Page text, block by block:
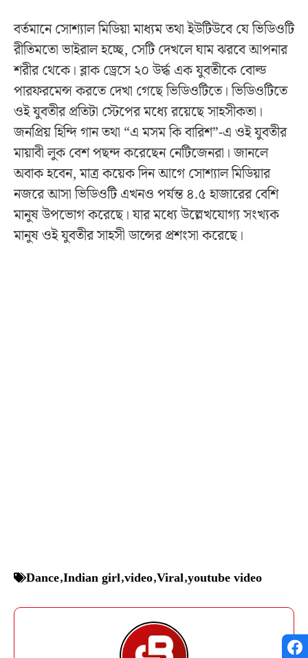
বর্তমানে সোশ্যাল মিডিয়া মাধ্যম তথা ইউটিউবে যে ভিডিওটি
রীতিমতো ভাইরাল হচ্ছে, সেটি দেখলে ঘাম ঝরবে আপনার
শরীর থেকে। ব্লাক ড্রেসে ২০ উর্দ্ধ এক যুবতীকে বোল্ড
পারফরমেন্স করতে দেখা গেছে ভিডিওটিতে। ভিডিওটিতে
ওই যুবতীর প্রতিটা স্টেপের মধ্যে রয়েছে সাহসীকতা।
জনপ্রিয় হিন্দি গান তথা “এ মসম কি বারিশ”-এ ওই যুবতীর
মায়াবী লুক বেশ পছন্দ করেছেন নেটিজেনরা। জানলে
অবাক হবেন, মাত্র কয়েক দিন আগে সোশ্যাল মিডিয়ার
নজরে আসা ভিডিওটি এখনও পর্যন্ত ৪.৫ হাজারের বেশি
মানুষ উপভোগ করেছে। যার মধ্যে উল্লেখযোগ্য সংখ্যক
মানুষ ওই যুবতীর সাহসী ডান্সের প্রশংসা করেছে।
Dance,Indian girl,video,Viral,youtube video